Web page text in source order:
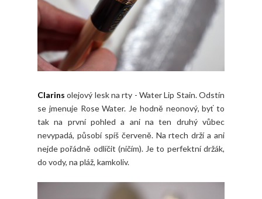
Clarins olejový lesk na rty - Water Lip Stain. Odstín
se jmenuje Rose Water. Je hodně neonový, byť to
tak na první pohled a ani na ten druhý vůbec
nevypadá, působí spíš červeně. Na rtech drží a ani
nejde pořádně odlíčit (ničím). Je to perfektní držák,
do vody, na pláž, kamkoliv.